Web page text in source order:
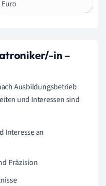
Euro
in –
Ausbildungsbetrieb
und Interessen sind
Interesse an
Präzision